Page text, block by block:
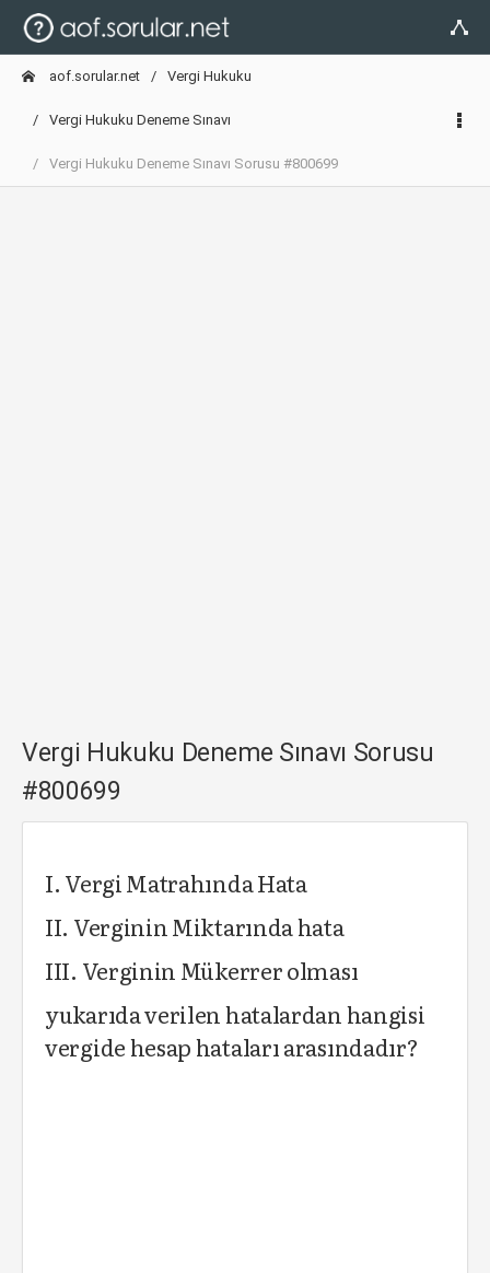
aof.sorular.net Vergi Hukuku
Vergi Hukuku Deneme Sınavı
Vergi Hukuku Deneme Sınavı Sorusu #800699
Vergi Hukuku Deneme Sınavı Sorusu
#800699
I. Vergi Matrahında Hata
II. Verginin Miktarında hata
III. Verginin Mükerrer olması
yukarıda verilen hatalardan hangisi
vergide hesap hataları arasındadır?